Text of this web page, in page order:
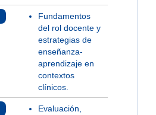
Fundamentos
del rol docente y
estrategias de
enseñanza-
aprendizaje en
contextos
clínicos.
Evaluación,